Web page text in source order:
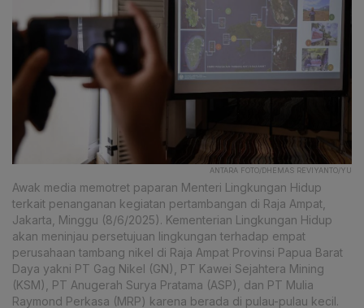
ANTARA FOTO/DHEMAS REVIYANTO/YU
Awak media memotret paparan Menteri Lingkungan Hidup
terkait penanganan kegiatan pertambangan di Raja Ampat,
Jakarta, Minggu (8/6/2025). Kementerian Lingkungan Hidup
akan meninjau persetujuan lingkungan terhadap empat
perusahaan tambang nikel di Raja Ampat Provinsi Papua Barat
Daya yakni PT Gag Nikel (GN), PT Kawei Sejahtera Mining
(KSM), PT Anugerah Surya Pratama (ASP), dan PT Mulia
Raymond Perkasa (MRP) karena berada di pulau-pulau kecil.